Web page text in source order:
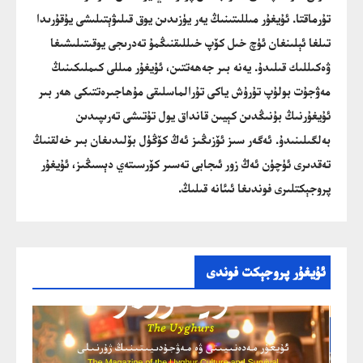
تۇرماقتا. ئۇيغۇر مىللىتىنىڭ يەر يۈزىدىن يوق قىلىۋېتىلىشى يۇقۇرىدا
تىلغا ئېلىنغان ئۈچ خىل كۆپ خىللىقنىڭمۇ تەدرىجى يوقىتىلىشىغا
ۋەكىللىك قىلىدۇ. يەنە بىر جەھەتتىن، ئۇيغۇر مىللى كىملىكىنىڭ
مەۋجۇت بولۇپ تۇرۇش ياكى تۇرالماسلىقى مۇھاجىرەتتىكى ھەر بىر
ئۇيغۇرنىڭ بۇنىڭدىن كېيىن قانداق يول تۇتىشى تەرىپىدىن
بەلگىلىنىدۇ. ئەگەر سىز ئۆزىڭىز ئەڭ كۆڭۈل بۆلىدىغان بىر خەلقنىڭ
تەقدىرى ئۈچۈن ئەڭ زور ئىجابى تەسىر كۆرسىتەي دېسىڭىز، ئۇيغۇر
پروجېكتلىرى فوندىغا ئىئانە قىلىڭ.
ئۇيغۇر پروجېكت فوندى